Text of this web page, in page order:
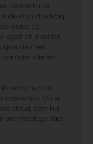
bedste for at
et stort udvalg
styles og
også alt indenfor
den helt
sandaler eller en
hvor du
næste køb. Du vil
tilbud, som kun
ved modtage. Læs